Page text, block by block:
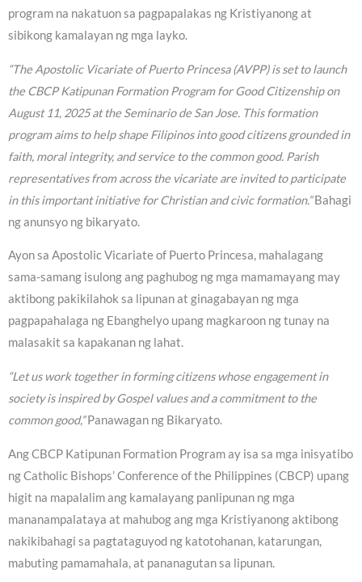
program na nakatuon sa pagpapalakas ng Kristiyanong at
sibikong kamalayan ng mga layko.
“The Apostolic Vicariate of Puerto Princesa (AVPP) is set to launch
the CBCP Katipunan Formation Program for Good Citizenship on
August 11, 2025 at the Seminario de San Jose. This formation
program aims to help shape Filipinos into good citizens grounded in
faith, moral integrity, and service to the common good. Parish
representatives from across the vicariate are invited to participate
in this important initiative for Christian and civic formation.”Bahagi
ng anunsyo ng bikaryato.
Ayon sa Apostolic Vicariate of Puerto Princesa, mahalagang
sama-samang isulong ang paghubog ng mga mamamayang may
aktibong pakikilahok sa lipunan at ginagabayan ng mga
pagpapahalaga ng Ebanghelyo upang magkaroon ng tunay na
malasakit sa kapakanan ng lahat.
“Let us work together in forming citizens whose engagement in
society is inspired by Gospel values and a commitment to the
common good,”Panawagan ng Bikaryato.
Ang CBCP Katipunan Formation Program ay isa sa mga inisyatibo
ng Catholic Bishops’ Conference of the Philippines (CBCP) upang
higit na mapalalim ang kamalayang panlipunan ng mga
mananampalataya at mahubog ang mga Kristiyanong aktibong
nakikibahagi sa pagtataguyod ng katotohanan, katarungan,
mabuting pamamahala, at pananagutan sa lipunan.